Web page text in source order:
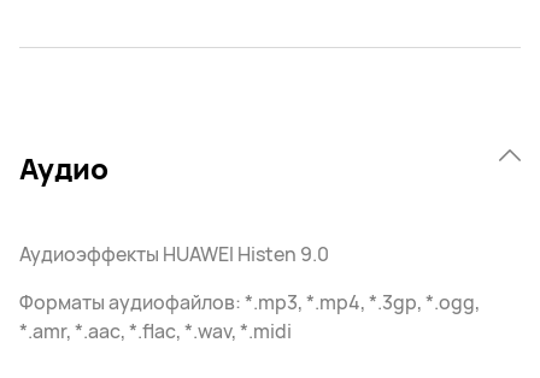
Аудио
Аудиоэффекты HUAWEI Histen 9.0
Форматы аудиофайлов: *.mp3, *.mp4, *.3gp, *.ogg,
*.amr, *.aac, *.flac, *.wav, *.midi